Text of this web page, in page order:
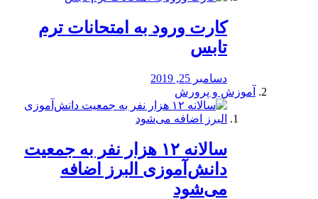
کارت ورود به امتحانات ترم
تابس
دسامبر 25, 2019
آموزش و پرورش
️سالانه ۱۲ هزار نفر به جمعیت
دانش‌آموزی البرز اضافه
می‌شود